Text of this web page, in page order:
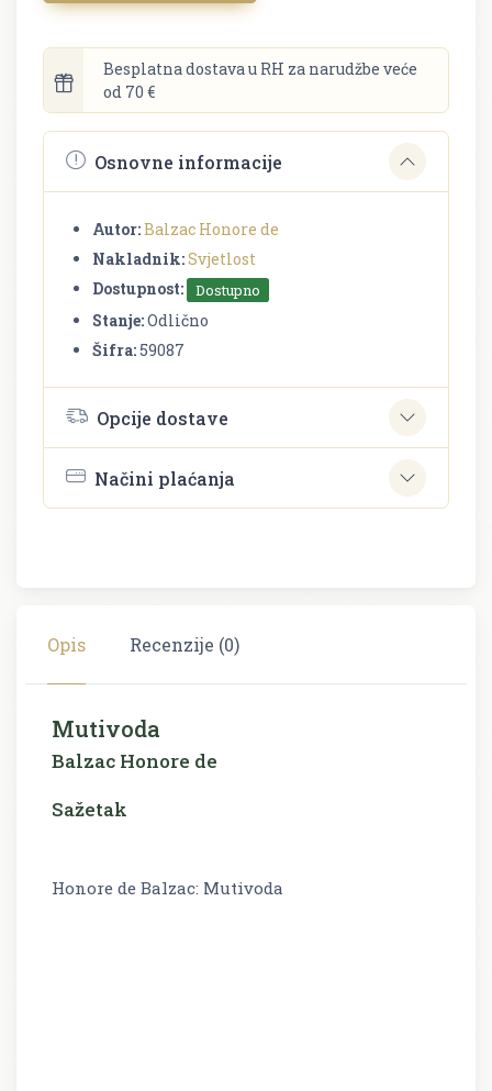
Besplatna dostava u RH za narudžbe veće
od 70 €
Osnovne informacije
Autor:Balzac Honore de
Nakladnik:Svjetlost
Dostupnost:
Dostupno
Stanje:Odlično
Šifra:59087
Opcije dostave
Načini plaćanja
Opis Recenzije (0)
Mutivoda
Balzac Honore de
Sažetak
Honore de Balzac: Mutivoda